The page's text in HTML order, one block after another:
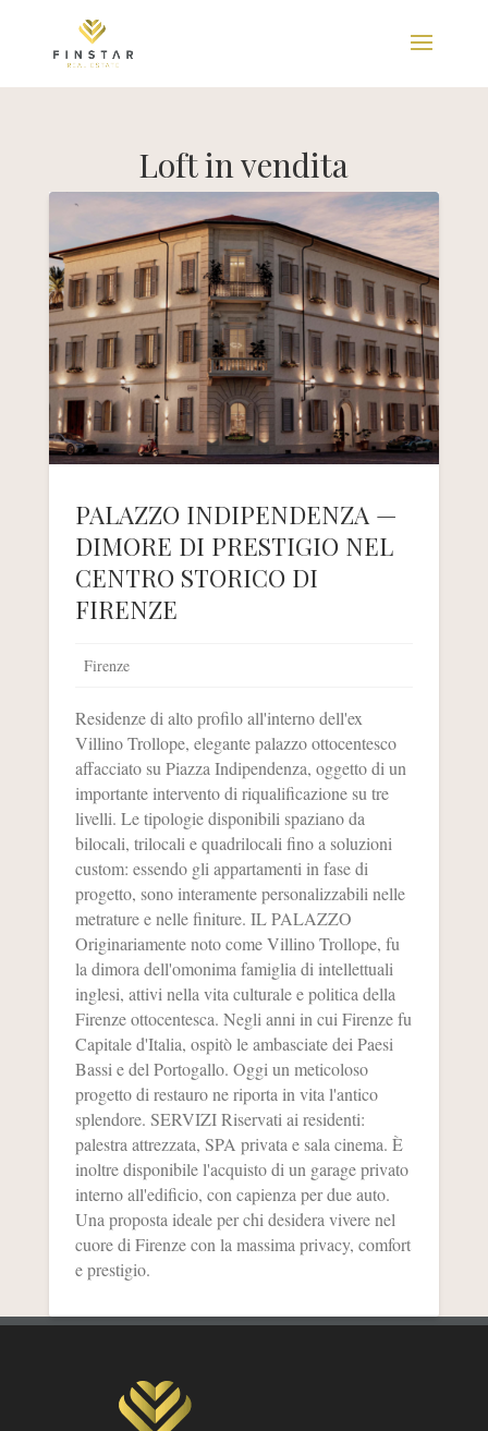
Loft in vendita
PALAZZO INDIPENDENZA —
DIMORE DI PRESTIGIO NEL
CENTRO STORICO DI
FIRENZE
Firenze
Residenze di alto profilo all'interno dell'ex
Villino Trollope, elegante palazzo ottocentesco
affacciato su Piazza Indipendenza, oggetto di un
importante intervento di riqualificazione su tre
livelli. Le tipologie disponibili spaziano da
bilocali, trilocali e quadrilocali fino a soluzioni
custom: essendo gli appartamenti in fase di
progetto, sono interamente personalizzabili nelle
metrature e nelle finiture. IL PALAZZO
Originariamente noto come Villino Trollope, fu
la dimora dell'omonima famiglia di intellettuali
inglesi, attivi nella vita culturale e politica della
Firenze ottocentesca. Negli anni in cui Firenze fu
Capitale d'Italia, ospitò le ambasciate dei Paesi
Bassi e del Portogallo. Oggi un meticoloso
progetto di restauro ne riporta in vita l'antico
splendore. SERVIZI Riservati ai residenti:
palestra attrezzata, SPA privata e sala cinema. È
inoltre disponibile l'acquisto di un garage privato
interno all'edificio, con capienza per due auto.
Una proposta ideale per chi desidera vivere nel
cuore di Firenze con la massima privacy, comfort
e prestigio.